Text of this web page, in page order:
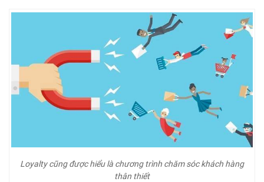
Loyalty cũng được hiểu là chương trình chăm sóc khách hàng
thân thiết